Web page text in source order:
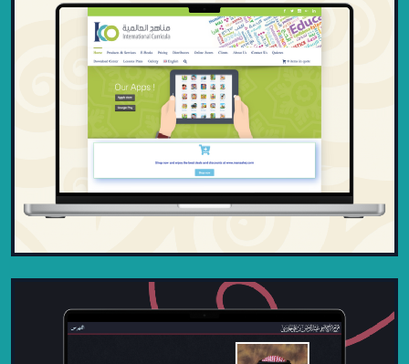
داعية: نظام إداري شامل للدعاة
نظام إداري متكامل للدعاة في أمريكا الجنوبية
تابع للجمعية العالمية للشباب المسلم، يجمع
عرض المشروع
المناهج الدولية – منصة ثنائية اللغة
للموارد والمنتجات التعليمية